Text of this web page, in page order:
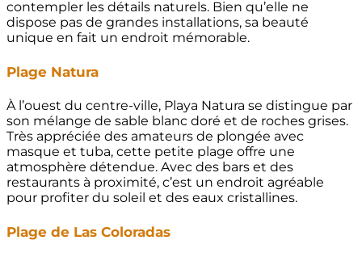
contempler les détails naturels. Bien qu’elle ne
dispose pas de grandes installations, sa beauté
unique en fait un endroit mémorable.
Plage Natura
À l’ouest du centre-ville, Playa Natura se distingue par
son mélange de sable blanc doré et de roches grises.
Très appréciée des amateurs de plongée avec
masque et tuba, cette petite plage offre une
atmosphère détendue. Avec des bars et des
restaurants à proximité, c’est un endroit agréable
pour profiter du soleil et des eaux cristallines.
Plage de Las Coloradas